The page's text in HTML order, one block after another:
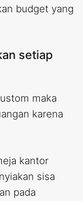
budget yang
setiap
maka
karena
kantor
sisa
pada